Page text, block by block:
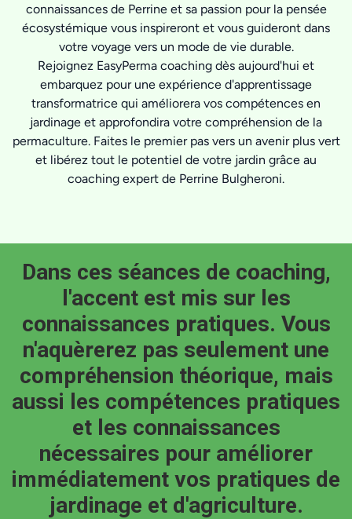
connaissances de Perrine et sa passion pour la pensée
écosystémique vous inspireront et vous guideront dans
votre voyage vers un mode de vie durable.
Rejoignez EasyPerma coaching dès aujourd'hui et
embarquez pour une expérience d'apprentissage
transformatrice qui améliorera vos compétences en
jardinage et approfondira votre compréhension de la
permaculture. Faites le premier pas vers un avenir plus vert
et libérez tout le potentiel de votre jardin grâce au
coaching expert de Perrine Bulgheroni.
Dans ces séances de coaching,
l'accent est mis sur les
connaissances pratiques. Vous
n'aquèrerez pas seulement une
compréhension théorique, mais
aussi les compétences pratiques
et les connaissances
nécessaires pour améliorer
immédiatement vos pratiques de
jardinage et d'agriculture.